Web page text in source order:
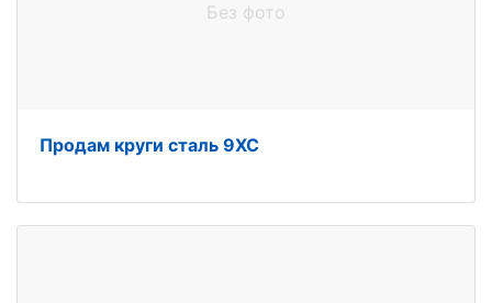
Без фото
Продам круги сталь 9ХС